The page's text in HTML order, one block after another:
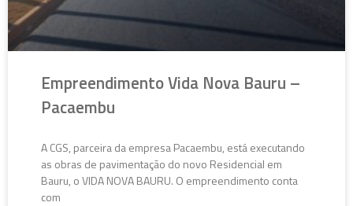
Empreendimento Vida Nova Bauru –
Pacaembu
A CGS, parceira da empresa Pacaembu, está executando
as obras de pavimentação do novo Residencial em
Bauru, o VIDA NOVA BAURU. O empreendimento conta
com